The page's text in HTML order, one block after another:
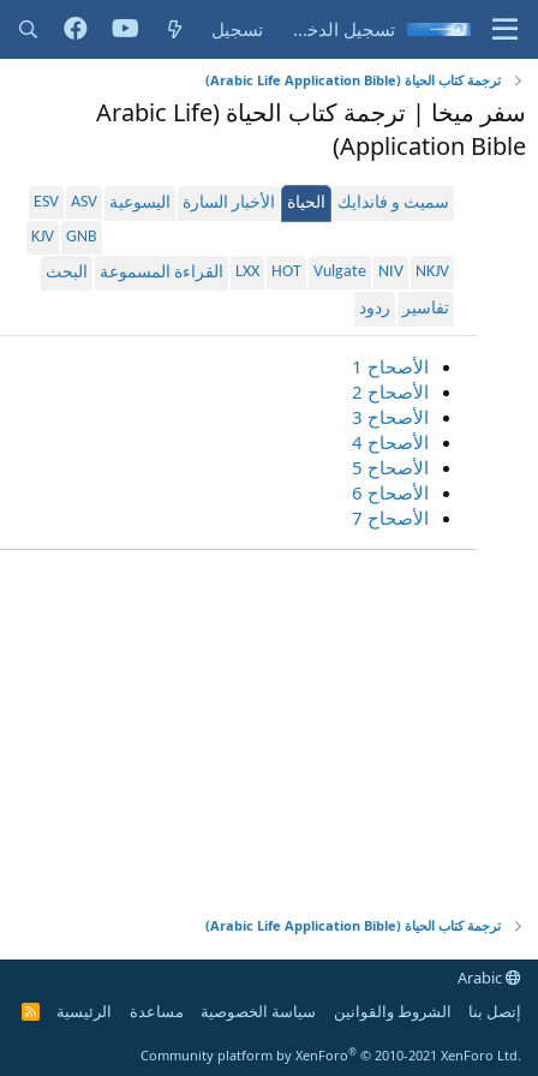
تسجيل الدخول تسجيل
ترجمة كتاب الحياة (Arabic Life Application Bible)
سفر ميخا | ترجمة كتاب الحياة (Arabic Life
Application Bible)
سميث و فاندايك الحياة الأخبار السارة اليسوعية ASV
ESV
GNB
KJV
NKJV
NIV
Vulgate
HOT
LXX القراءة المسموعة
البحث
تفاسير
ردود
الأصحاح 1
الأصحاح 2
الأصحاح 3
الأصحاح 4
الأصحاح 5
الأصحاح 6
الأصحاح 7
ترجمة كتاب الحياة (Arabic Life Application Bible)
إتصل بنا
الشروط والقوانين سياسة الخصوصية مساعدة الرئيسية
R
Community platform by XenForo® © 2010-2021 XenForo Ltd.